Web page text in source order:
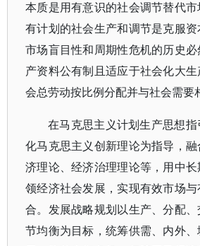
本质是用有意识的社会调节替代市
有计划的社会生产和调节是克服
市场盲目性和周期性危机的历史
产资料公有制且适应于社会化大
会总劳动按比例分配并与社会需要
在马克思主义计划生产思想指
化马克思主义创新理论为指导，
济理论、经济治理理论等，用中长
领经济社会发展，实现有效市场
合。发展战略规划以生产、分配
节均衡为目标，统筹供需、内外